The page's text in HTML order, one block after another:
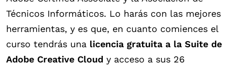
Técnicos Informáticos. Lo harás con las mejores
herramientas, y es que, en cuanto comiences el
curso tendrás una licencia gratuita a la Suite de
Adobe Creative Cloud y acceso a sus 26